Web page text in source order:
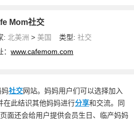
Mom社交
: 北美洲 > 美国 类型: 社交
：www.cafemom.com
妈社交网站。妈妈用户们可以选择加入
在此结识其他妈妈进行分享和交流。同
面还会给用户提供会员生日、临产妈妈